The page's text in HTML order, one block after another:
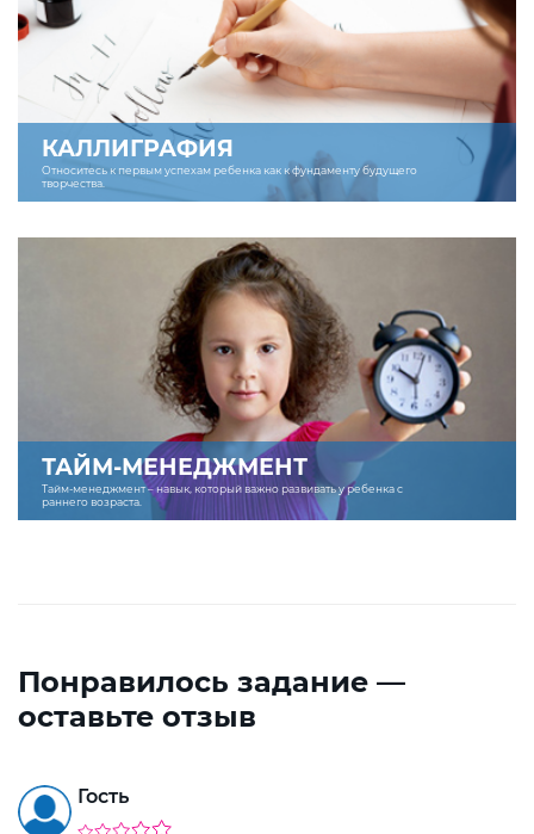
КАЛЛИГРАФИЯ
Относитесь к первым успехам ребенка как к фундаменту будущего
творчества.
ТАЙМ-МЕНЕДЖМЕНТ
Тайм-менеджмент – навык, который важно развивать у ребенка с
раннего возраста.
Понравилось задание —
оставьте отзыв
Гость